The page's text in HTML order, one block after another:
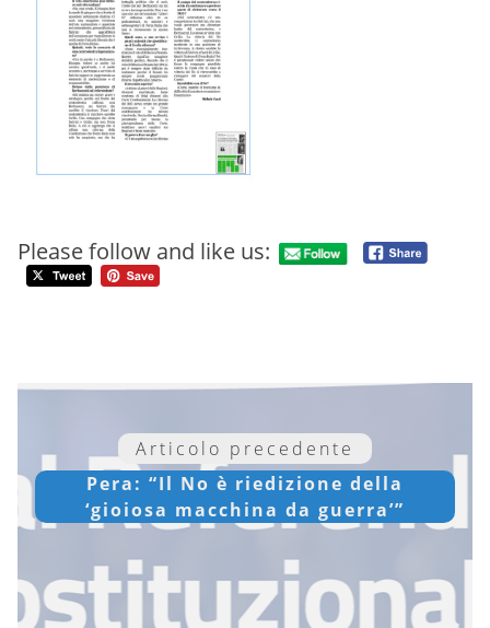
Please follow and like us:
Articolo precedente
Pera: “Il No è riedizione della
‘gioiosa macchina da guerra’”